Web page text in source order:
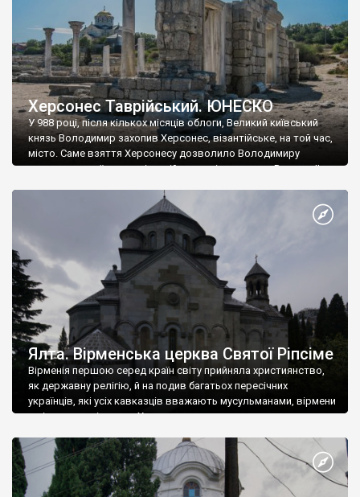
Херсонес Таврійський. ЮНЕСКО
У 988 році, після кількох місяців облоги, Великий київський
князь Володимир захопив Херсонес, візантійське, на той час,
місто. Саме взяття Херсонесу дозволило Володимиру
диктувати свої умови візантійському імператору Василю ІІ, та
Херсонесі Володимир-язичник, став Василем-християнином.
А потім було Хрещення Русі. На честь Херсонесу Таврійського
Ялта. Вірменська церква Святої Ріпсіме
Вірменія першою серед країн світу прийняла християнство,
як державну релігію, й на подив багатьох пересічних
українців, які усіх кавказців вважають мусульманами, вірмени
є відданими вірянами Христа